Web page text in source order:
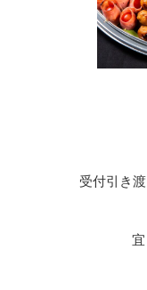
受付引き